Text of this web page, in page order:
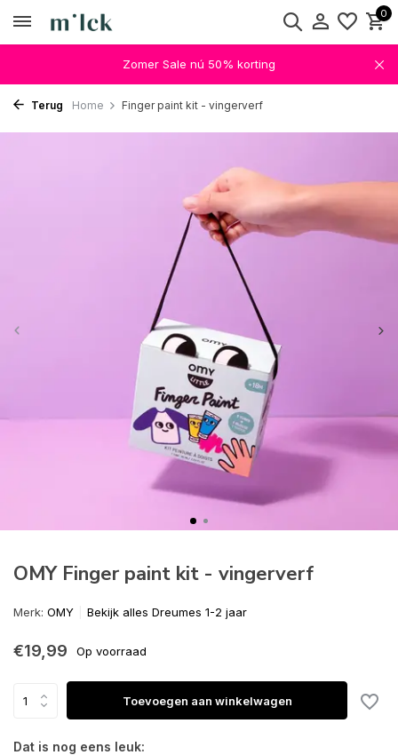
0
Zomer Sale nú 50% korting
Terug Home Finger paint kit - vingerverf
OMY Finger paint kit - vingerverf
Merk: OMY Bekijk alles Dreumes 1-2 jaar
€19,99 Op voorraad
Toevoegen aan winkelwagen
Dat is nog eens leuk: